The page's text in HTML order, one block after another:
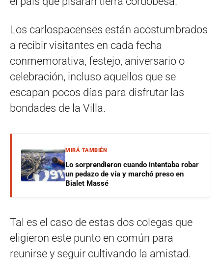
Los carlospacenses están acostumbrados
a recibir visitantes en cada fecha
conmemorativa, festejo, aniversario o
celebración, incluso aquellos que se
escapan pocos días para disfrutar las
bondades de la Villa.
MIRÁ TAMBIÉN
Lo sorprendieron cuando intentaba robar
un pedazo de vía y marchó preso en
Bialet Massé
Tal es el caso de estas dos colegas que
eligieron este punto en común para
reunirse y seguir cultivando la amistad.